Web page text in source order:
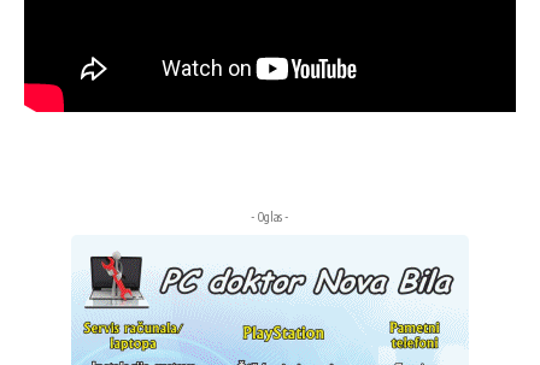
- Oglas -